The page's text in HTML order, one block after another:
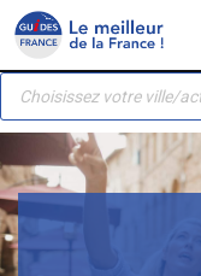
Panneau de gestion
Skip
content
Recherche
produits